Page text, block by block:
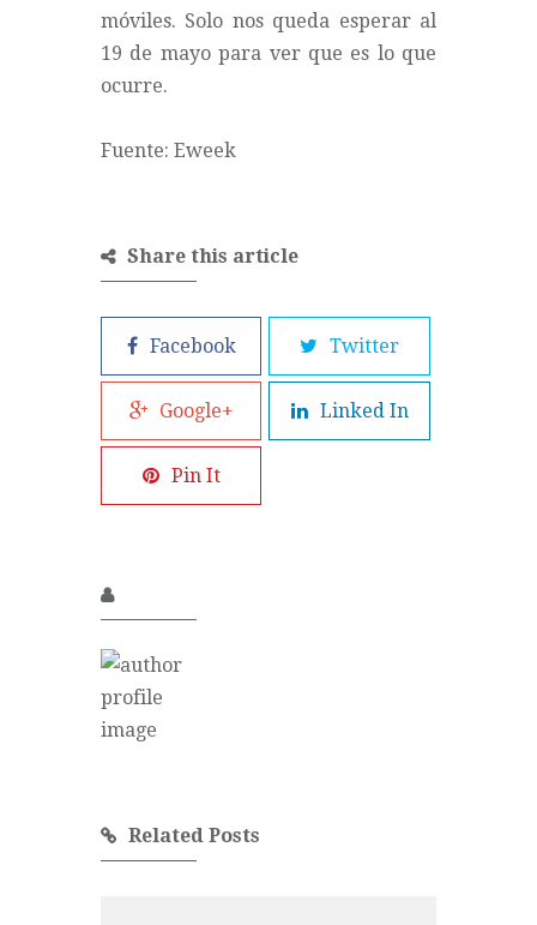
móviles. Solo nos queda esperar al
19 de mayo para ver que es lo que
ocurre.
Fuente: Eweek
Share this article
Facebook Twitter
Google+ Linked In
Pin It
Related Posts